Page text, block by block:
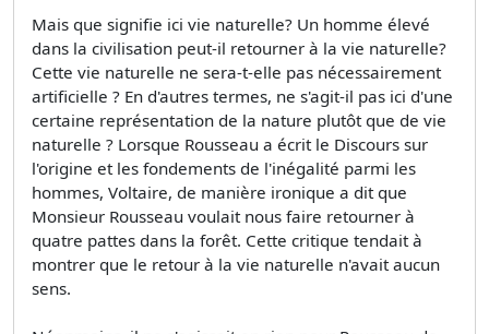
Mais que signifie ici vie naturelle? Un homme élevé
dans la civilisation peut-il retourner à la vie naturelle?
Cette vie naturelle ne sera-t-elle pas nécessairement
artificielle ? En d'autres termes, ne s'agit-il pas ici d'une
certaine représentation de la nature plutôt que de vie
naturelle ? Lorsque Rousseau a écrit le Discours sur
l'origine et les fondements de l'inégalité parmi les
hommes, Voltaire, de manière ironique a dit que
Monsieur Rousseau voulait nous faire retourner à
quatre pattes dans la forêt. Cette critique tendait à
montrer que le retour à la vie naturelle n'avait aucun
sens.